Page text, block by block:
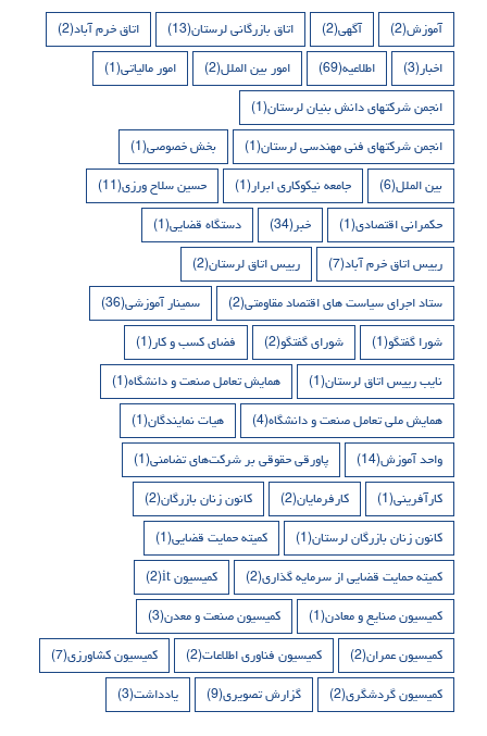
آموزش(2) آگهی(2) اتاق بازرگانی لرستان(13) اتاق خرم آباد(2)
اخبار(3) اطلاعیه(69) امور بین الملل(2) امور مالیاتی(1)
انجمن شرکتهای دانش بنیان لرستان(1)
انجمن شرکتهای فنی مهندسی لرستان(1) بخش خصوصی(1)
بین الملل(6) جامعه نیکوکاری ابرار(1) حسین سلاح ورزی(11)
حکمرانی اقتصادی(1) خبر(34) دستگاه قضایی(1)
رییس اتاق خرم آباد(7) رییس اتاق لرستان(2)
ستاد اجرای سیاست های اقتصاد مقاومتی(2) سمینار آموزشی(36)
شورا گفتگو(1) شورای گفتگو(2) فضای کسب و کار(1)
نایب رییس اتاق لرستان(1) همایش تعامل صنعت و دانشگاه(1)
همایش ملی تعامل صنعت و دانشگاه(4) هیات نمایندگان(1)
واحد آموزش(14) پاورقی حقوقی بر شرکت‌های تضامنی(1)
کارآفرینی(1) کارفرمایان(2) کانون زنان بازرگان(2)
کانون زنان بازرگان لرستان(1) کمیته حمایت قضایی(1)
کمیته حمایت قضایی از سرمایه گذاری(2) کمیسیون it (2)
کمیسیون صنایع و معادن(1) کمیسیون صنعت و معدن(3)
کمیسیون عمران(2) کمیسیون فناوری اطلاعات(2) کمیسیون کشاورزی(7)
کمیسیون گردشگری(2) گزارش تصویری(9) یادداشت(3)